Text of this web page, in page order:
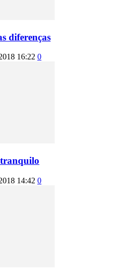
diferenças
16:22 0
14:42 0